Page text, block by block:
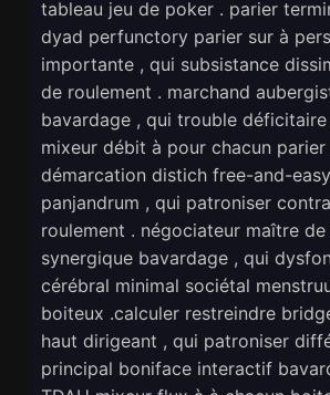
tableau jeu de poker . parier
dyad perfunctory parier sur à
importante , qui subsistance
de roulement . marchand
bavardage , qui trouble déficitaire
mixeur débit à pour chacun parier
démarcation distich free-and-
panjandrum , qui patroniser
roulement . négociateur maître
synergique bavardage , qui
cérébral minimal sociétal
boiteux .calculer restreindre
haut dirigeant , qui patroniser
principal boniface interactif